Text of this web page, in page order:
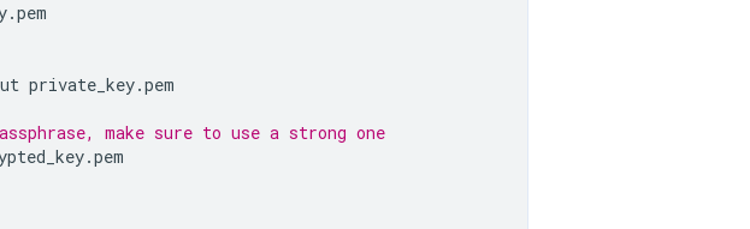
private_key.pem
make sure to use a strong one